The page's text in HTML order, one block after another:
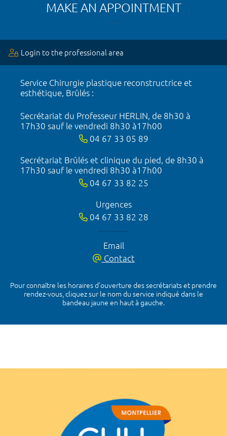
MAKE AN APPOINTMENT
Login to the professional area
Service Chirurgie plastique reconstructrice et
esthétique, Brûlés :
Secrétariat du Professeur HERLIN, de 8h30 à
17h30 sauf le vendredi 8h30 à17h00
04 67 33 05 89
Secrétariat Brûlés et clinique du pied, de 8h30 à
17h30 sauf le vendredi 8h30 à17h00
04 67 33 82 25
Urgences
04 67 33 82 28
Email
Contact
Pour connaître les horaires d’ouverture des secrétariats et prendre
rendez-vous, cliquez sur le nom du service indiqué dans le
bandeau jaune en haut à gauche.